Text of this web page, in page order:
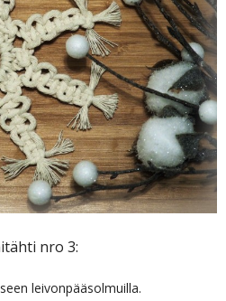
nro 3:
leivonpääsolmuilla.